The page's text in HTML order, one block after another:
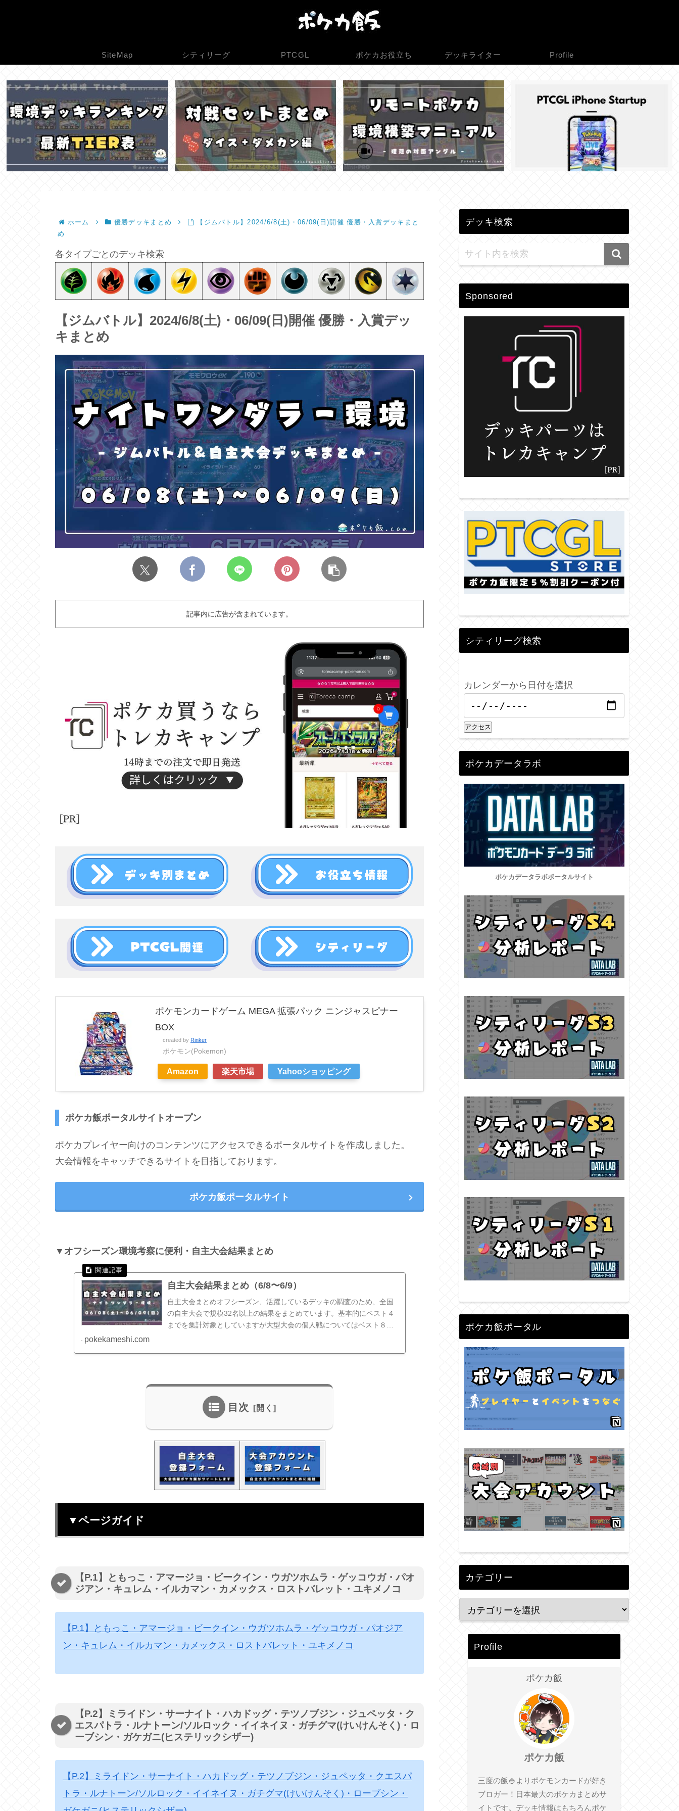
SiteMap シティリーグ PTCGL ポケカお役立ち デッキライター Profile
ホーム 優勝デッキまとめ
【ジムバトル】2024/6/8(土)・06/09(日)開催 優勝・入賞デッキまと
め
各タイプごとのデッキ検索
【ジムバトル】2024/6/8(土)・06/09(日)開催 優勝・入賞デッ
キまとめ
記事内に広告が含まれています。
ポケモンカードゲーム MEGA 拡張パック ニンジャスピナー
BOX
created by Rinker
ポケモン(Pokemon)
Amazon 楽天市場 Yahooショッピング
ポケカ飯ポータルサイトオープン
ポケカプレイヤー向けのコンテンツにアクセスできるポータルサイトを作成しました。
大会情報をキャッチできるサイトを目指しております。
ポケカ飯ポータルサイト
▼オフシーズン環境考察に便利・自主大会結果まとめ
自主大会結果まとめ（6/8〜6/9）
自主大会まとめオフシーズン、活躍しているデッキの調査のため、全国
の自主大会で規模32名以上の結果をまとめています。基本的にベスト４
までを集計対象としていますが大型大会の個人戦についてはベスト８ま
pokekameshi.com
目次
▼ページガイド
【P.1】ともっこ・アマージョ・ビークイン・ウガツホムラ・ゲッコウガ・パオ
ジアン・キュレム・イルカマン・カメックス・ロストバレット・ユキメノコ
【P.1】ともっこ・アマージョ・ビークイン・ウガツホムラ・ゲッコウガ・パオジア
ン・キュレム・イルカマン・カメックス・ロストバレット・ユキメノコ
【P.2】ミライドン・サーナイト・ハカドッグ・テツノブジン・ジュペッタ・ク
エスパトラ・ルナトーン/ソルロック・イイネイヌ・ガチグマ(けいけんそく)・ロ
ーブシン・ガケガニ(ヒステリックシザー)
【P.2】ミライドン・サーナイト・ハカドッグ・テツノブジン・ジュペッタ・クエスパ
トラ・ルナトーン/ソルロック・イイネイヌ・ガチグマ(けいけんそく)・ローブシン・
デッキ検索
Sponsored
シティリーグ検索
カレンダーから日付を選択
アクセス
ポケカデータラボ
ポケカデータラボポータルサイト
ポケカ飯ポータル
カテゴリー
Profile
ポケカ飯
ポケカ飯
三度の飯🍚よりポケモンカードが好き
ブロガー！日本最大のポケカまとめサ
イトです。デッキ情報はもちろんポケ